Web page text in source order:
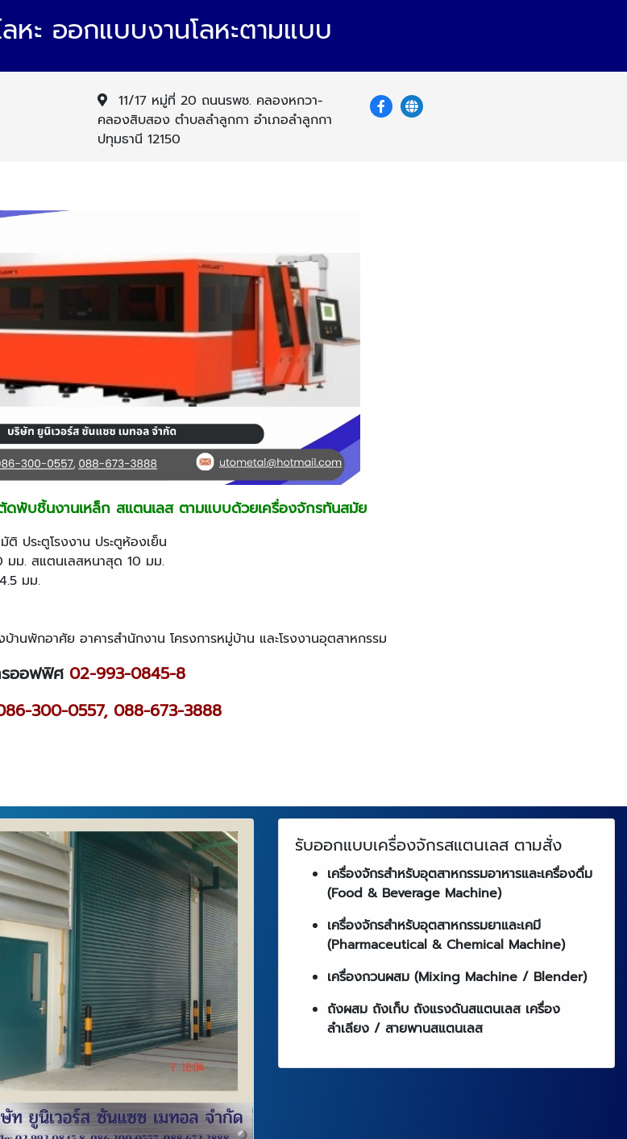
หะ ออกแบบงานโลหะตามแบบ
11/17 หมู่ที่ 20 ถนนรพช. คลองหกวา-
คลองสิบสอง ตำบลลำลูกกา อำเภอลำลูกกา
ปทุมธานี 12150
ดพับชิ้นงานเหล็ก สแตนเลส ตามแบบด้วยเครื่องจักรทันสมัย
ประตูโรงงาน ประตูห้องเย็น
ม. สแตนเลสหนาสุด 10 มม.
มม.
านพักอาศัย อาคารสำนักงาน โครงการหมู่บ้าน และโรงงานอุตสาหกรรม
รออฟฟิศ 02-993-0845-8
300-0557, 088-673-3888
รับออกแบบเครื่องจักรสแตนเลส ตามสั่ง
เครื่องจักรสำหรับอุตสาหกรรมอาหารและเครื่องดื่ม
(Food & Beverage Machine)
เครื่องจักรสำหรับอุตสาหกรรมยาและเคมี
(Pharmaceutical & Chemical Machine)
เครื่องกวนผสม (Mixing Machine / Blender)
ถังผสม ถังเก็บ ถังแรงดันสแตนเลส เครื่อง
ลำเลียง / สายพานสแตนเลส